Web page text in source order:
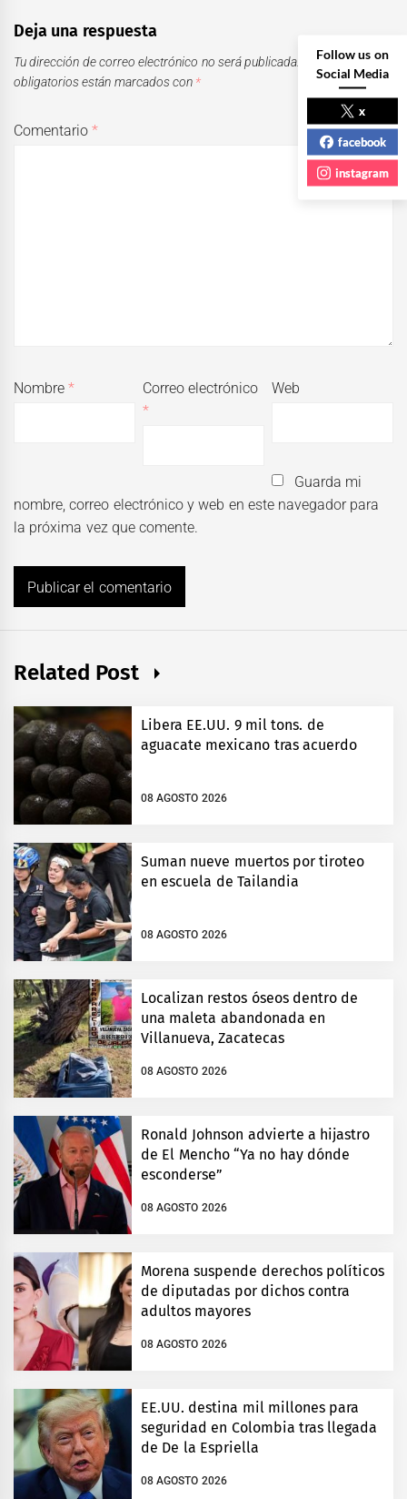
Deja una respuesta
Tu dirección de correo electrónico no será publicada.
Los campos
obligatorios están marcados con *
Comentario*
Nombre*
Correo electrónico
*
Web
Guarda mi
nombre, correo electrónico y web en este navegador para
la próxima vez que comente.
Related Post
Libera EE.UU. 9 mil tons. de
aguacate mexicano tras acuerdo
08 AGOSTO 2026
Suman nueve muertos por tiroteo
en escuela de Tailandia
08 AGOSTO 2026
Localizan restos óseos dentro de
una maleta abandonada en
Villanueva, Zacatecas
08 AGOSTO 2026
Ronald Johnson advierte a hijastro
de El Mencho “Ya no hay dónde
esconderse”
08 AGOSTO 2026
Morena suspende derechos políticos
de diputadas por dichos contra
adultos mayores
08 AGOSTO 2026
EE.UU. destina mil millones para
seguridad en Colombia tras llegada
de De la Espriella
08 AGOSTO 2026
Follow us on
Social Media
x
facebook
instagram